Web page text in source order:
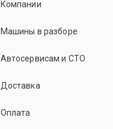
Компании
Машины в разборе
Автосервисам и СТО
Доставка
Оплата